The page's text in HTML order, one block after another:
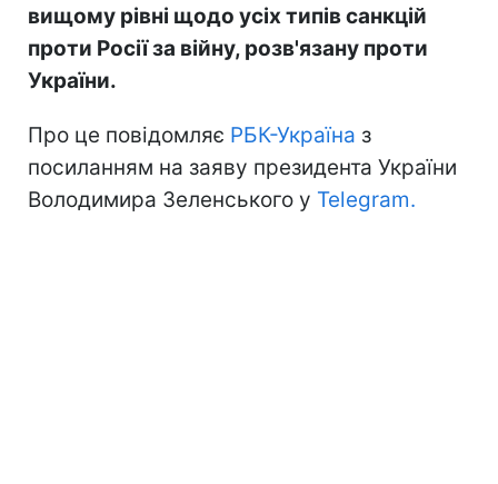
вищому рівні щодо усіх типів санкцій
проти Росії за війну, розв'язану проти
України.
Про це повідомляє РБК-Україна з
посиланням на заяву президента України
Володимира Зеленського у Telegram.